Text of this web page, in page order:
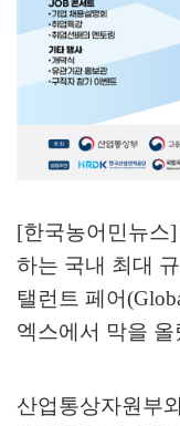
[한국농어민뉴스
하는 국내 최대
탤런트 페어
엑스에서 막을 올
산업통상자원부